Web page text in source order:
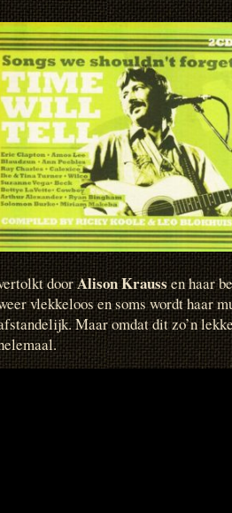
doorAlison Kraussen haar
vlekkeloos en soms wordt haar
Maar omdat dit zo’n